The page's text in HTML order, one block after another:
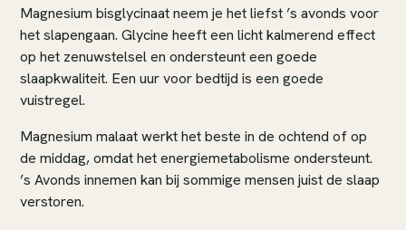
Magnesium bisglycinaat neem je het liefst ’s avonds voor
het slapengaan. Glycine heeft een licht kalmerend effect
op het zenuwstelsel en ondersteunt een goede
slaapkwaliteit. Een uur voor bedtijd is een goede
vuistregel.
Magnesium malaat werkt het beste in de ochtend of op
de middag, omdat het energiemetabolisme ondersteunt.
’s Avonds innemen kan bij sommige mensen juist de slaap
verstoren.